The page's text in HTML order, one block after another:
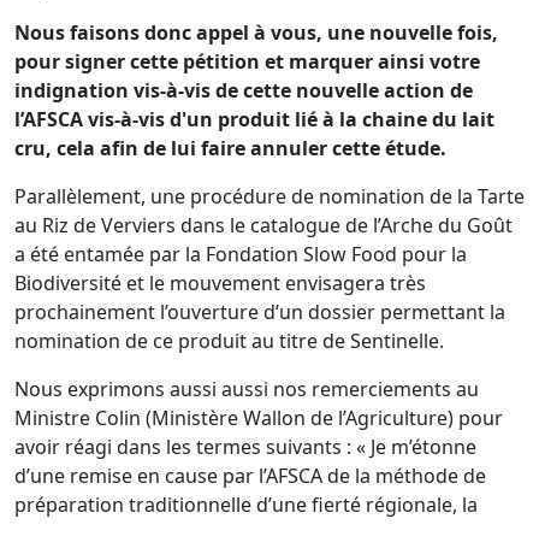
Nous faisons donc appel à vous, une nouvelle fois,
pour signer cette pétition et marquer ainsi votre
indignation vis-à-vis de cette nouvelle action de
l’AFSCA vis-à-vis d'un produit lié à la chaine du lait
cru, cela afin de lui faire annuler cette étude.
Parallèlement, une procédure de nomination de la Tarte
au Riz de Verviers dans le catalogue de l’Arche du Goût
a été entamée par la Fondation Slow Food pour la
Biodiversité et le mouvement envisagera très
prochainement l’ouverture d’un dossier permettant la
nomination de ce produit au titre de Sentinelle.
Nous exprimons aussi aussi nos remerciements au
Ministre Colin (Ministère Wallon de l’Agriculture) pour
avoir réagi dans les termes suivants : « Je m’étonne
d’une remise en cause par l’AFSCA de la méthode de
préparation traditionnelle d’une fierté régionale, la